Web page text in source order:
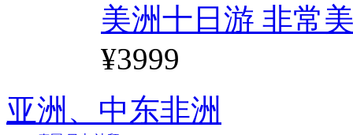
美洲十日游 非常
¥3999
亚洲、 中东非洲